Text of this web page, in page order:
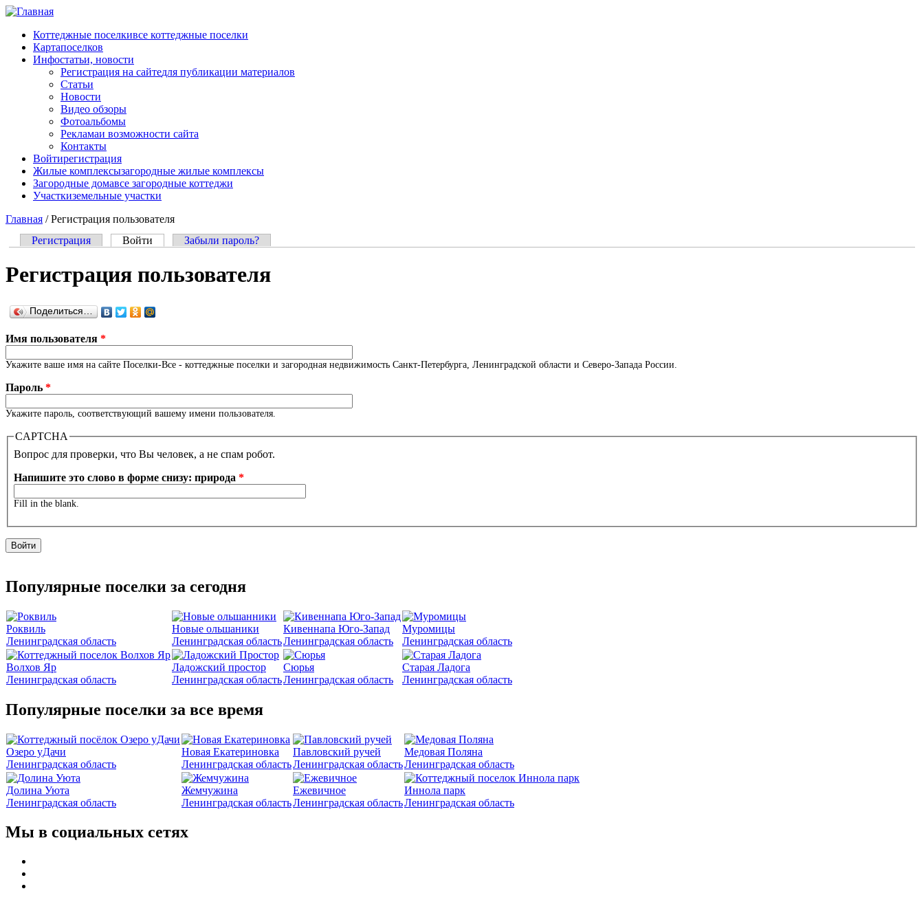
Перейти к основному содержанию
Коттеджные поселкивсе коттеджные поселки
Картапоселков
Инфостатьи, новости
Регистрация на сайтедля публикации материалов
Статьи
Новости
Видео обзоры
Фотоальбомы
Рекламаи возможности сайта
Контакты
Войтирегистрация
Жилые комплексызагородные жилые комплексы
Загородные домавсе загородные коттеджи
Участкиземельные участки
Главная /Регистрация пользователя
Регистрация Войти (активная вкладка)
Забыли пароль?
Регистрация пользователя
Поделиться…
Имя пользователя *
Укажите ваше имя на сайте Поселки-Все - коттеджные поселки и загородная недвижимость Санкт-Петербурга, Ленинградской области и Северо-Запада России.
Пароль *
Укажите пароль, соответствующий вашему имени пользователя.
CAPTCHA
Вопрос для проверки, что Вы человек, а не спам робот.
Напишите это слово в форме снизу: природа *
Fill in the blank.
Популярные поселки за сегодня
Роквиль
Ленинградская область
Новые ольшаники
Ленинградская область
Кивеннапа Юго-Запад
Ленинградская область
Муромицы
Ленинградская область
Волхов Яр
Ленинградская область
Ладожский простор
Ленинградская область
Сюрья
Ленинградская область
Старая Ладога
Ленинградская область
Популярные поселки за все время
Озеро уДачи
Ленинградская область
Новая Екатериновка
Ленинградская область
Павловский ручей
Ленинградская область
Медовая Поляна
Ленинградская область
Долина Уюта
Ленинградская область
Жемчужина
Ленинградская область
Ежевичное
Ленинградская область
Иннола парк
Ленинградская область
Мы в социальных сетях